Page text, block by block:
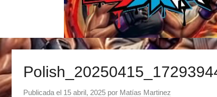
Publicada el 15 abril, 2025 por Matías Martinez